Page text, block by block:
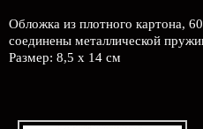
Обложка из плотного картона,
соединены металлической
Размер: 8,5 х 14 см